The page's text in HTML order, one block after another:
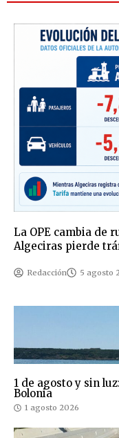
La OPE cambia de
Algeciras pierde
Redacción 5 agosto
1 de agosto y sin
Bolonia
1 agosto 2026